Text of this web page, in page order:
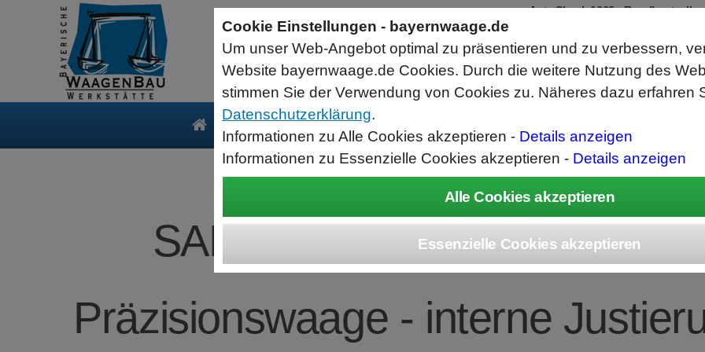
SARTORIUS BCE1202i-
Präzisionswaage - interne
Produkte Service
Seriell RS232 auf USB HID Tastatur
Schnittstellenkonverter
RS232 Daten in Computer Anwendungen schreiben.
Funktioniert wie eine USB Tastatur, Ausgabe an Cursor Position.
Verwendet Standard USB Tastatur Systemtreiber
Datenbearbeitung vor Ausgabe möglich.
AutoCheck 1002 -
Schnelle Toleranzkontrolle und
Abwurfrichtung Gut links/Schlecht
Cookie Einstellungen - bayernwaage.de
Um unser Web-Angebot optimal zu präsentieren und zu verbessern,
Website bayernwaage.de Cookies. Durch die weitere Nutzung des
stimmen Sie der Verwendung von Cookies zu. Näheres dazu erfahren
Datenschutzerklärung.
Informationen zu Alle Cookies akzeptieren - Details anzeigen
Informationen zu Essenzielle Cookies akzeptieren - Details anzeigen